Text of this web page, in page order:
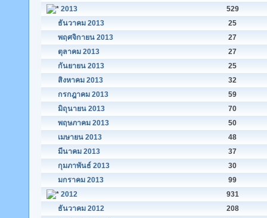
2013
529
ธันวาคม 2013
25
พฤศจิกายน 2013
27
ตุลาคม 2013
27
กันยายน 2013
25
สิงหาคม 2013
32
กรกฎาคม 2013
59
มิถุนายน 2013
70
พฤษภาคม 2013
50
เมษายน 2013
48
มีนาคม 2013
37
กุมภาพันธ์ 2013
30
มกราคม 2013
99
2012
931
ธันวาคม 2012
208